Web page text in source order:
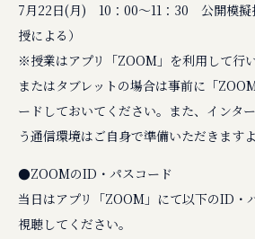
7月22日(月) 10：00〜11：30 公開模擬
授による）
※授業はアプリ「ZOOM」を利用して行
またはタブレットの場合は事前に「
ードしておいてください。また、インタ
う通信環境はご自身で準備いただきます
●ZOOMのID・パスコード
当日はアプリ「ZOOM」にて以下のID・
視聴してください。